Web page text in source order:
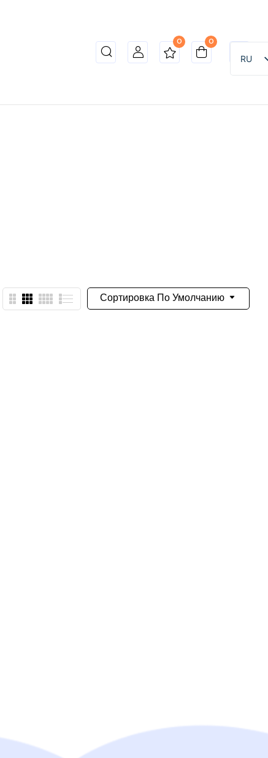
0 0
RU
Сортировка По Умолчанию